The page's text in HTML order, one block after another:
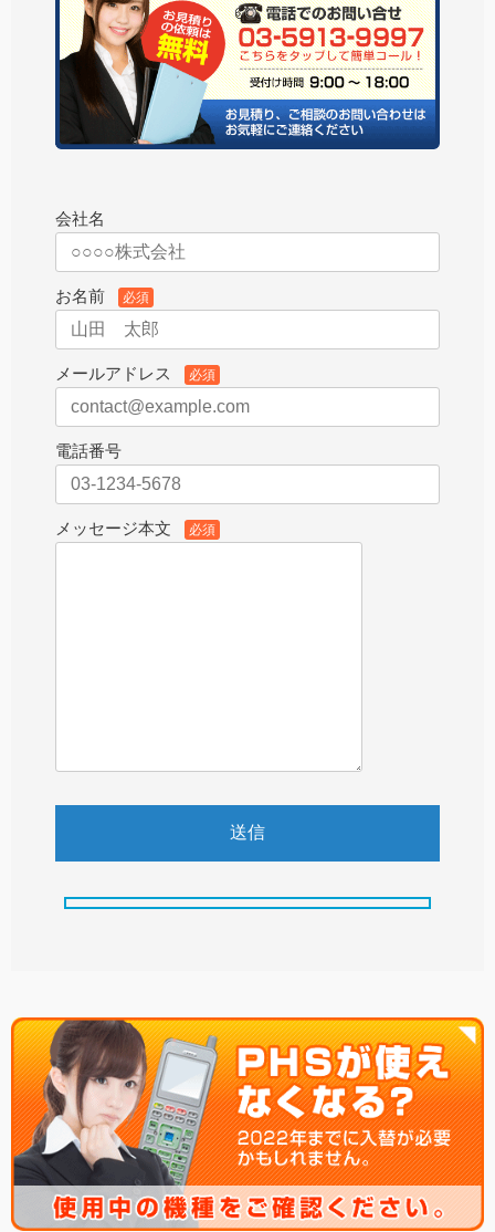
会社名
お名前 必須
メールアドレス 必須
電話番号
メッセージ本文 必須